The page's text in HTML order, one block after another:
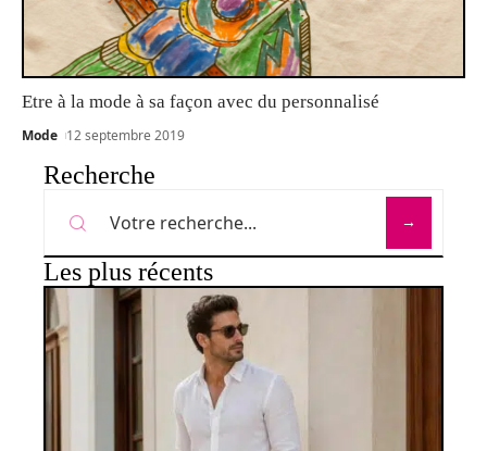
Etre à la mode à sa façon avec du personnalisé
Mode 12 septembre 2019
Recherche
Les plus récents